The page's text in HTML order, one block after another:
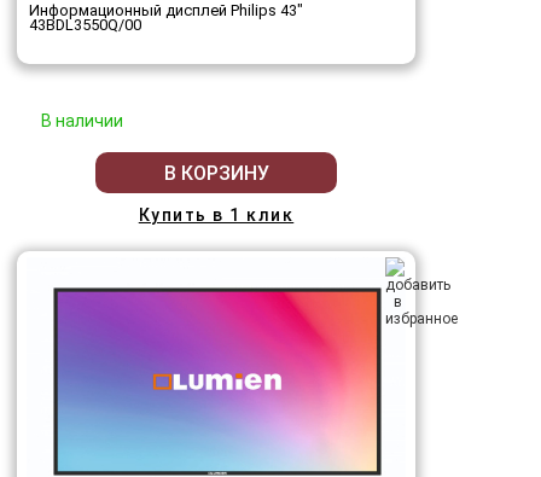
Информационный дисплей Philips 43"
43BDL3550Q/00
В наличии
В КОРЗИНУ
Купить в 1 клик